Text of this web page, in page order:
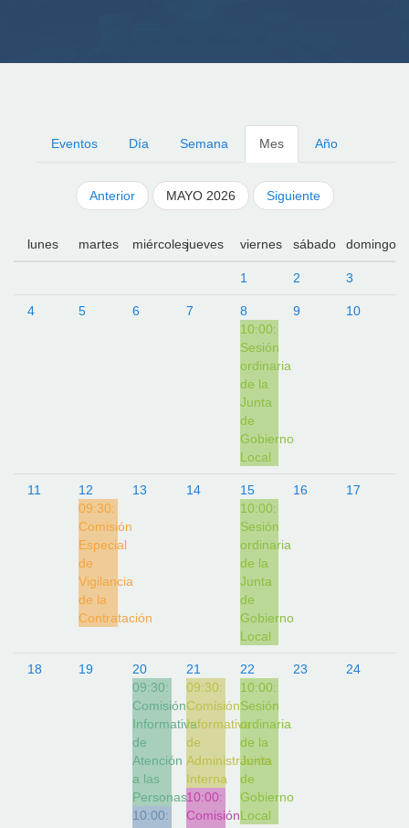
Eventos Día Semana Mes Año
Anterior MAYO 2026 Siguiente
lunes martes miércolesjueves viernes sábado domingo
1 2 3
4 5 6 7
8
10:00:
Sesión
ordinaria
de la
Junta
de
Gobierno
Local
9 10
11
12
09:30:
Comisión
Especial
de
Vigilancia
de la
Contratación
13 14
15
10:00:
Sesión
ordinaria
de la
Junta
de
Gobierno
Local
16 17
18 19
20
09:30:
Comisión
Informativa
de
Atención
a las
Personas
10:00:
21
09:30:
Comisión
Informativa
de
Administración
Interna
10:00:
Comisión
22
10:00:
Sesión
ordinaria
de la
Junta
de
Gobierno
Local
23 24